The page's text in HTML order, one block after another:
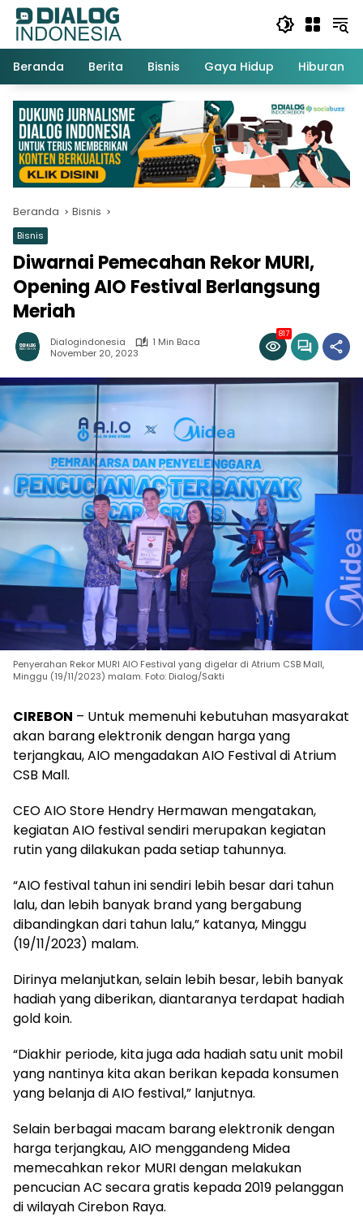
Langsung
konten
Beranda
Berita Bisnis Gaya Hidup Hiburan
Beranda Bisnis
Bisnis
Diwarnai Pemecahan Rekor MURI,
Opening AIO Festival Berlangsung
Meriah
Dialogindonesia
1 Min Baca
November 20, 2023
817
Penyerahan Rekor MURI AIO Festival yang digelar di Atrium CSB Mall,
Minggu (19/11/2023) malam. Foto: Dialog/Sakti
CIREBON – Untuk memenuhi kebutuhan masyarakat
akan barang elektronik dengan harga yang
terjangkau, AIO mengadakan AIO Festival di Atrium
CSB Mall.
CEO AIO Store Hendry Hermawan mengatakan,
kegiatan AIO festival sendiri merupakan kegiatan
rutin yang dilakukan pada setiap tahunnya.
“AIO festival tahun ini sendiri lebih besar dari tahun
lalu, dan lebih banyak brand yang bergabung
dibandingkan dari tahun lalu,” katanya, Minggu
(19/11/2023) malam.
Dirinya melanjutkan, selain lebih besar, lebih banyak
hadiah yang diberikan, diantaranya terdapat hadiah
gold koin.
“Diakhir periode, kita juga ada hadiah satu unit mobil
yang nantinya kita akan berikan kepada konsumen
yang belanja di AIO festival,” lanjutnya.
Selain berbagai macam barang elektronik dengan
harga terjangkau, AIO menggandeng Midea
memecahkan rekor MURI dengan melakukan
pencucian AC secara gratis kepada 2019 pelanggan
di wilayah Cirebon Raya.